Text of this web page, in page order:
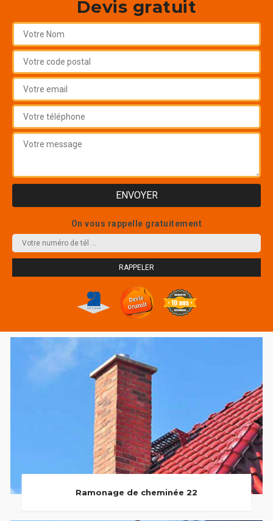
Devis gratuit
On vous rappelle gratuitement
Ramonage de cheminée 22